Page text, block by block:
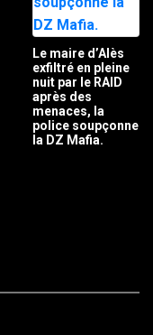
Le maire d’Alès
exfiltré en pleine
nuit par le RAID
après des
menaces, la
police soupçonne
la DZ Mafia.